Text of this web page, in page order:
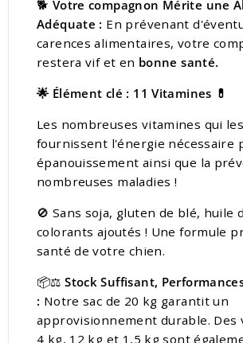
🐕 Votre compagnon Mérite une
Adéquate : En prévenant
carences alimentaires, votre
restera vif et en bonne santé.
🌟 Élément clé : 11 Vitamines 💊
Les nombreuses vitamines qui
fournissent l'énergie nécessaire
épanouissement ainsi que la
nombreuses maladies !
🚫 Sans soja, gluten de blé, huile
colorants ajoutés ! Une formule
santé de votre chien.
📦⚖️ Stock Suffisant,
: Notre sac de 20 kg garantit un
approvisionnement durable. Des
4 kg, 12 kg et 1,5 kg sont